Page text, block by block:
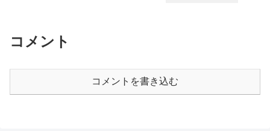
コメント
コメントを書き込む